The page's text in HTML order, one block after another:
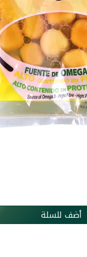
أضف للسلة